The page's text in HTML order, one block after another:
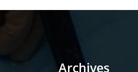
Archives